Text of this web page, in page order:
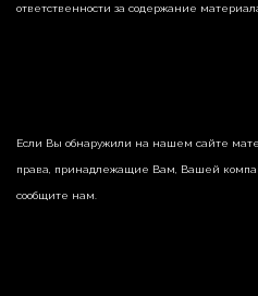
ответственности за содержание
Если Вы обнаружили на нашем сайте
права, принадлежащие Вам, Вашей
сообщите нам.